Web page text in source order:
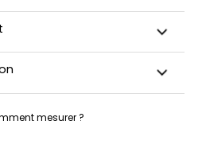
8 jours ouvrés. Quand votre
recevez une confirmation de
mesurer ?